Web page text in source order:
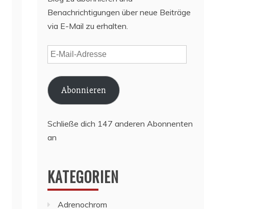
Benachrichtigungen über neue Beiträge
via E-Mail zu erhalten.
E-
Mail-
Adresse
Abonnieren
Schließe dich 147 anderen Abonnenten
an
KATEGORIEN
Adrenochrom